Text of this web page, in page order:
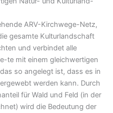
ARV-Kirchwege-Netz,
gesamte Kulturlandschaft
und verbindet alle
te mit einem gleichwertigen
so angelegt ist, dass es in
werden kann. Durch
für Wald und Feld (in der
wird die Bedeutung der